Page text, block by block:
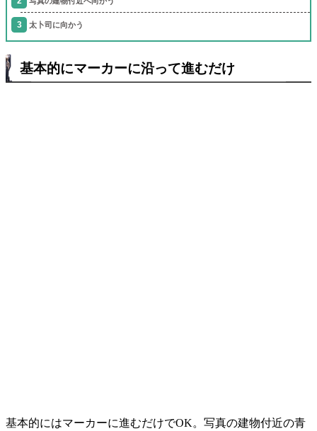
太卜司に向かう
基本的にマーカーに沿って進むだけ
基本的にはマーカーに進むだけでOK。写真の建物付近の青